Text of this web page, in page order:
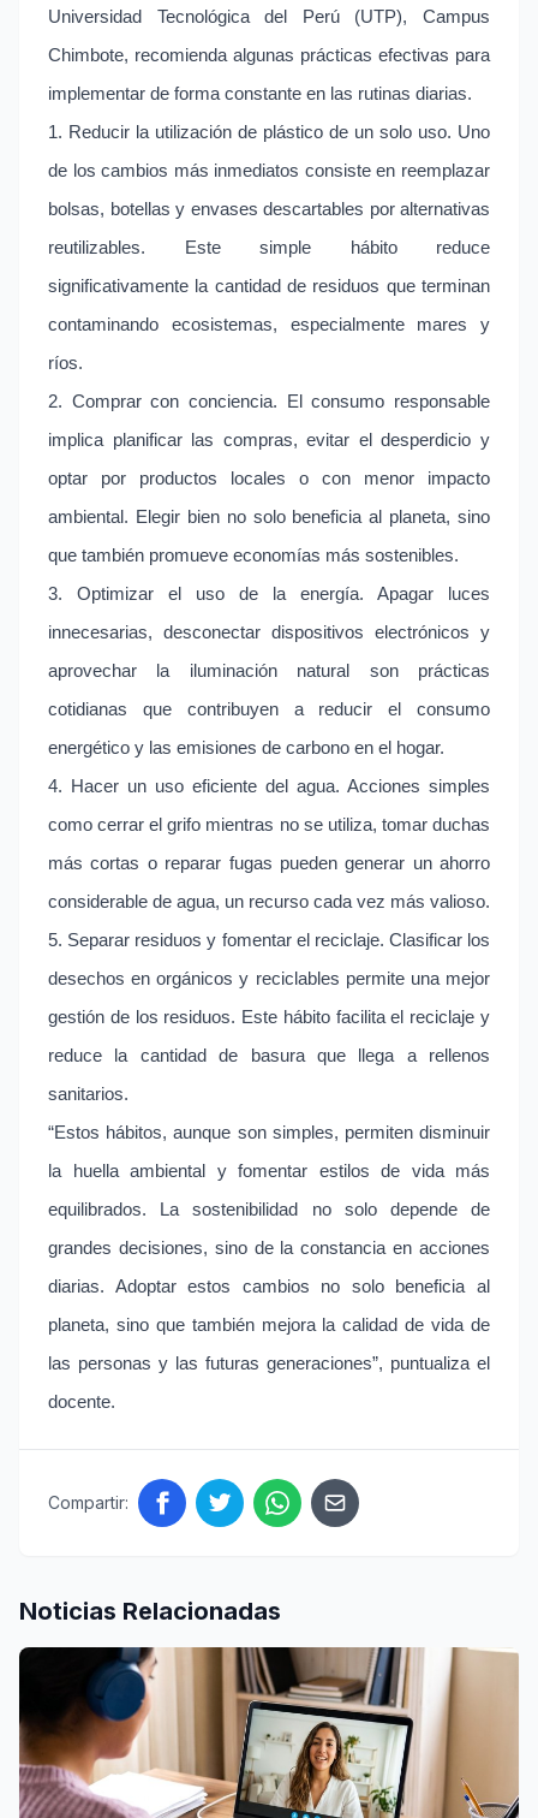
Universidad Tecnológica del Perú (UTP), Campus
Chimbote, recomienda algunas prácticas efectivas para
implementar de forma constante en las rutinas diarias.
1. Reducir la utilización de plástico de un solo uso. Uno
de los cambios más inmediatos consiste en reemplazar
bolsas, botellas y envases descartables por alternativas
reutilizables. Este simple hábito reduce
significativamente la cantidad de residuos que terminan
contaminando ecosistemas, especialmente mares y
ríos.
2. Comprar con conciencia. El consumo responsable
implica planificar las compras, evitar el desperdicio y
optar por productos locales o con menor impacto
ambiental. Elegir bien no solo beneficia al planeta, sino
que también promueve economías más sostenibles.
3. Optimizar el uso de la energía. Apagar luces
innecesarias, desconectar dispositivos electrónicos y
aprovechar la iluminación natural son prácticas
cotidianas que contribuyen a reducir el consumo
energético y las emisiones de carbono en el hogar.
4. Hacer un uso eficiente del agua. Acciones simples
como cerrar el grifo mientras no se utiliza, tomar duchas
más cortas o reparar fugas pueden generar un ahorro
considerable de agua, un recurso cada vez más valioso.
5. Separar residuos y fomentar el reciclaje. Clasificar los
desechos en orgánicos y reciclables permite una mejor
gestión de los residuos. Este hábito facilita el reciclaje y
reduce la cantidad de basura que llega a rellenos
sanitarios.
“Estos hábitos, aunque son simples, permiten disminuir
la huella ambiental y fomentar estilos de vida más
equilibrados. La sostenibilidad no solo depende de
grandes decisiones, sino de la constancia en acciones
diarias. Adoptar estos cambios no solo beneficia al
planeta, sino que también mejora la calidad de vida de
las personas y las futuras generaciones”, puntualiza el
docente.
Compartir:
Noticias Relacionadas